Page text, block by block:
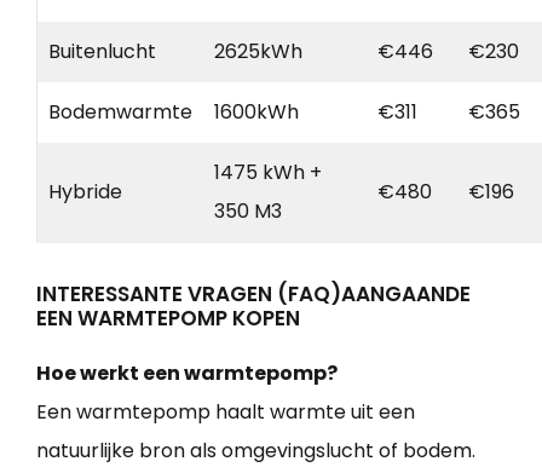
Buitenlucht 2625kWh €446 €230
Bodemwarmte 1600kWh €311 €365
Hybride
1475 kWh +
350 M3
€480 €196
INTERESSANTE VRAGEN (FAQ)AANGAANDE
EEN WARMTEPOMP KOPEN
Hoe werkt een warmtepomp?
Een warmtepomp haalt warmte uit een
natuurlijke bron als omgevingslucht of bodem.